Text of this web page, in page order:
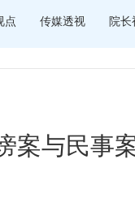
点 传媒透视 院长
案与民事